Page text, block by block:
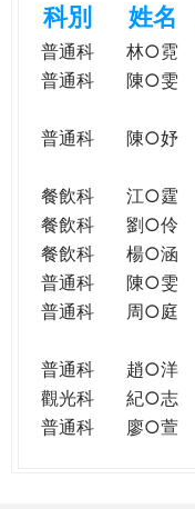
e
e
科別 姓名
普通科 林○霓
普通科
陳○雯
普通科
陳○妤
餐飲科
江○霆
餐飲科
劉○伶
餐飲科
楊○涵
普通科
陳○雯
普通科
周○庭
普通科
趙○洋
觀光科
紀○志
普通科
廖○萱